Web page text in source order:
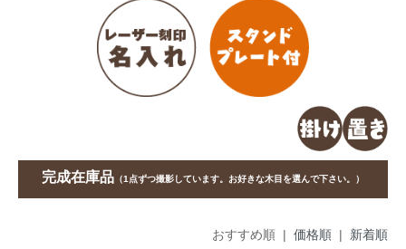
完成在庫品 （1点ずつ撮影しています。お好きな木目を選んで下さい。）
おすすめ順 | 価格順 | 新着順